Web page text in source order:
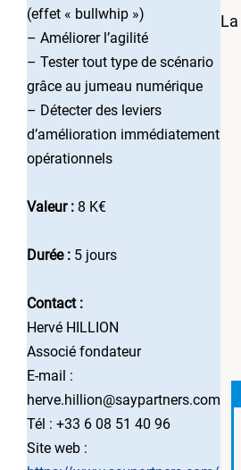
(effet « bullwhip »)
– Améliorer l’agilité
– Tester tout type de scénario
grâce au jumeau numérique
– Détecter des leviers
d’amélioration immédiatement
opérationnels
Valeur : 8 K€
Durée : 5 jours
Contact :
Hervé HILLION
Associé fondateur
E-mail :
herve.hillion@saypartners.com
Tél : +33 6 08 51 40 96
Site web :
La